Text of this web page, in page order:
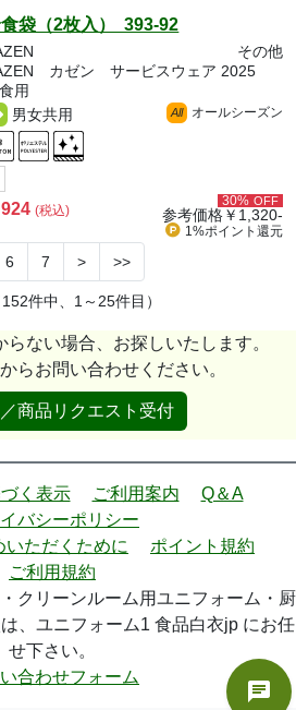
袋（2枚入） 393-92
その他
カゼン サービスウェア 2025
用
男女共用
All オールシーズン
924(税込)
30% OFF
参考価格￥1,320-
1%ポイント 還元
6 7 > >>
152件中、1～25件目）
ない場合、お探しいたします。
らお問い合わせください。
商品リクエスト受付
く表示 ご利用案内
Q＆A
バシーポリシー
ただくために
ポイント規約
ご利用規約
クリーンルーム用ユニフォーム・厨
、ユニフォーム1 食品白衣jp にお任
せ下さい。
合わせフォーム